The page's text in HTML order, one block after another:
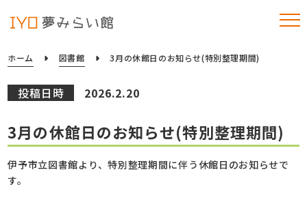
ホーム 図書館 3月の休館日のお知らせ(特別整理期間)
投稿日時 2026.2.20
3月の休館日のお知らせ(特別整理期間)
伊予市立図書館より、特別整理期間に伴う休館日のお知らせで
す。